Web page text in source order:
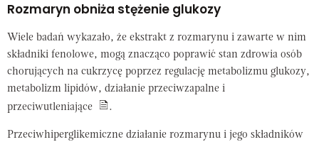
Rozmaryn obniża stężenie glukozy
Wiele badań wykazało, że ekstrakt z rozmarynu i zawarte w nim
składniki fenolowe, mogą znacząco poprawić stan zdrowia osób
chorujących na cukrzycę poprzez regulację metabolizmu glukozy,
metabolizm lipidów, działanie przeciwzapalne i
przeciwutleniające
.
Przeciwhiperglikemiczne działanie rozmarynu i jego składników